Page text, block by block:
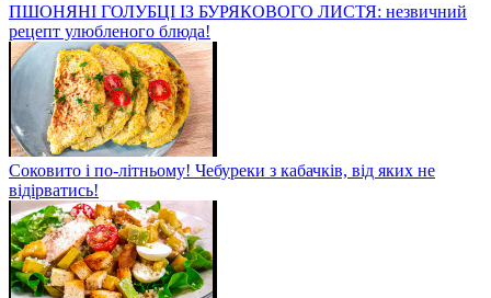
ПШОНЯНІ ГОЛУБЦІ ІЗ БУРЯКОВОГО ЛИСТЯ: незвичний
рецепт улюбленого блюда!
Соковито і по-літньому! Чебуреки з кабачків, від яких не
відірватись!